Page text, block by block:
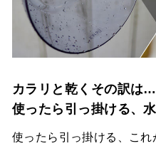
カラリと乾くその訳は…
使ったら引っ掛ける、
使ったら引っ掛ける、これ